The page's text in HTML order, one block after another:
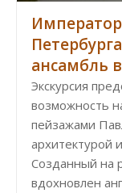
ансамбль
Экскурсия
возможность
пейзажами
архитектурой
Созданный на
вдохновлен